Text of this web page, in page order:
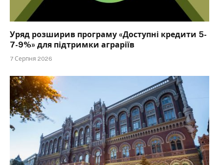
Уряд розширив програму «Доступні кредити 5-
7-9%» для підтримки аграріїв
7 Серпня 2026